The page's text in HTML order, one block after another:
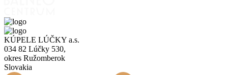
KÚPELE LÚČKY a.s.
034 82 Lúčky 530,
okres Ružomberok
Slovakia